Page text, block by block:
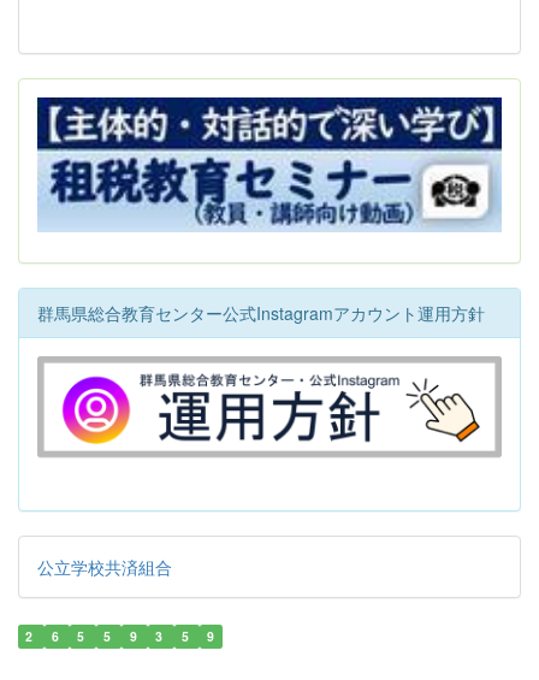
群馬県総合教育センター公式Instagramアカウント運用方針
公立学校共済組合
2 6 5 5 9 3 5 9